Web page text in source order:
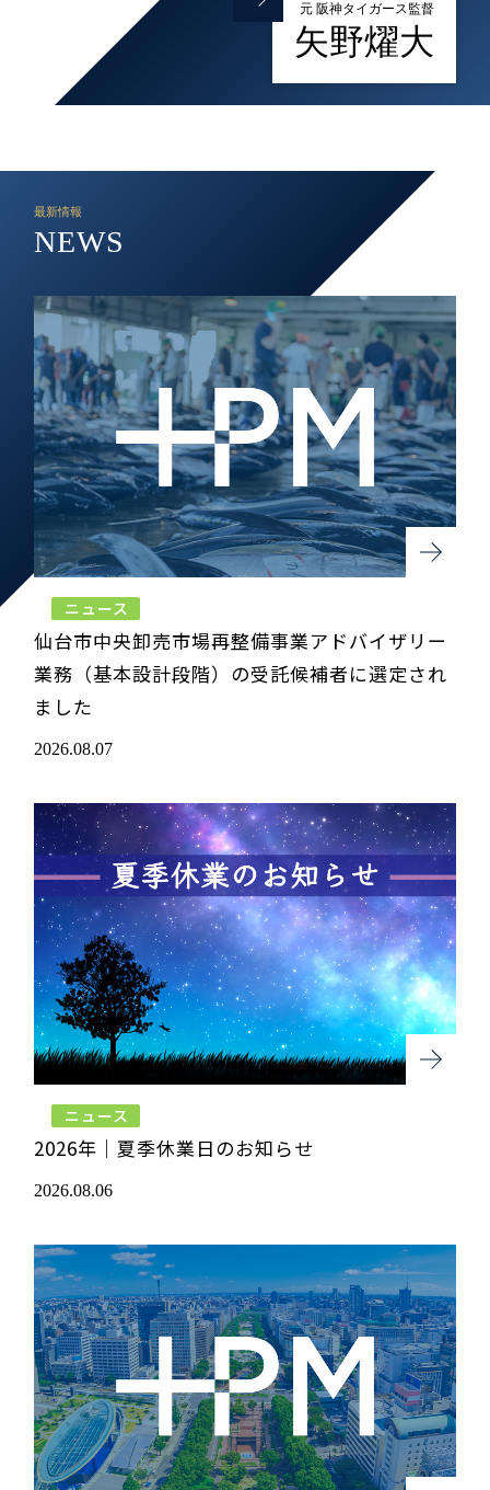
元 阪神タイガース監督
矢野燿大
最新情報
NEWS
ニュース
仙台市中央卸売市場再整備事業アドバイザリー
業務（基本設計段階）の受託候補者に選定され
ました
2026.08.07
ニュース
2026年｜夏季休業日のお知らせ
2026.08.06